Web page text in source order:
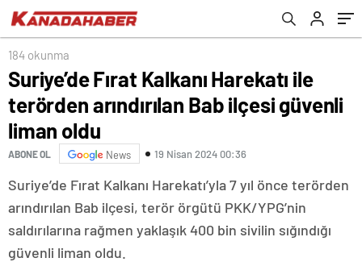
184 okunma
Suriye’de Fırat Kalkanı Harekatı ile
terörden arındırılan Bab ilçesi güvenli
liman oldu
ABONE OL News 19 Nisan 2024 00:36
Suriye’de Fırat Kalkanı Harekatı’yla 7 yıl önce terörden
arındırılan Bab ilçesi, terör örgütü PKK/YPG’nin
saldırılarına rağmen yaklaşık 400 bin sivilin sığındığı
güvenli liman oldu.